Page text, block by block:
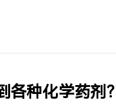
各种化学药剂？